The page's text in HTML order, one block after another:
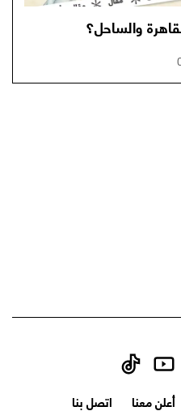
والساحل؟
أعلن معنا اتصل بنا